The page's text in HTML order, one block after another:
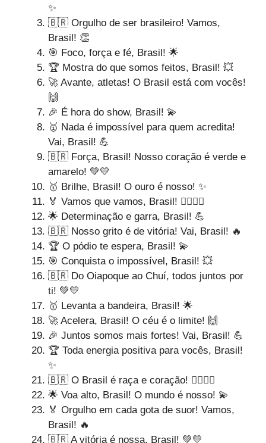
✨
🇧🇷 Orgulho de ser brasileiro! Vamos,
Brasil! 👏
🎯 Foco, força e fé, Brasil! 🌟
🏆 Mostra do que somos feitos, Brasil! 💥
🚀 Avante, atletas! O Brasil está com vocês!
🙌
🎉 É hora do show, Brasil! 💫
🥇 Nada é impossível para quem acredita!
Vai, Brasil! 💪
🇧🇷 Força, Brasil! Nosso coração é verde e
amarelo! 💚💛
🥇 Brilhe, Brasil! O ouro é nosso! ✨
🏅 Vamos que vamos, Brasil! 🏃‍♂️🏃‍♀️
🌟 Determinação e garra, Brasil! 💪
🇧🇷 Nosso grito é de vitória! Vai, Brasil! 🔥
🏆 O pódio te espera, Brasil! 💫
🎯 Conquista o impossível, Brasil! 💥
🇧🇷 Do Oiapoque ao Chuí, todos juntos por
ti! 💚💛
🥇 Levanta a bandeira, Brasil! 🌟
🚀 Acelera, Brasil! O céu é o limite! 🙌
🎉 Juntos somos mais fortes! Vai, Brasil! 💪
🏆 Toda energia positiva para vocês, Brasil!
✨
🇧🇷 O Brasil é raça e coração! 🏃‍♂️🏃‍♀️
🌟 Voa alto, Brasil! O mundo é nosso! 💫
🏅 Orgulho em cada gota de suor! Vamos,
Brasil! 🔥
🇧🇷 A vitória é nossa, Brasil! 💚💛